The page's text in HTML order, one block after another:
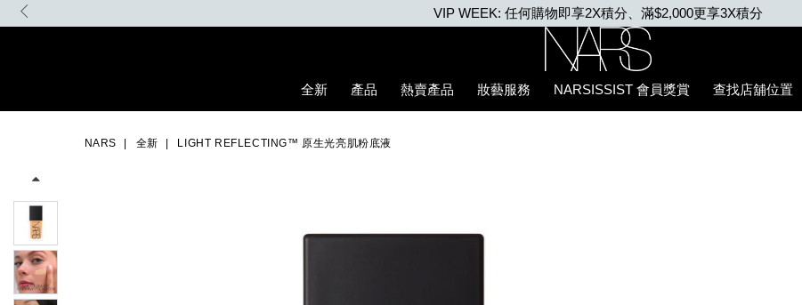
Skip
首張訂單滿500元 即享85折優惠。 優惠碼: MYFIRSTNARS
全新 產品 熱賣產品 妝藝服務 NARSISSIST 會員獎賞 查找店舖位置
NARS 全新 LIGHT REFLECTING™ 原生光亮肌粉底液
%E5%8E%9F%E7%94%9F%E5%85%89%E4%BA%AE%E8%82%8C%E7%B2%89%E5%BA%95%E6%B6%B2/0194251070605_hk.html
999NAC0000141_hk